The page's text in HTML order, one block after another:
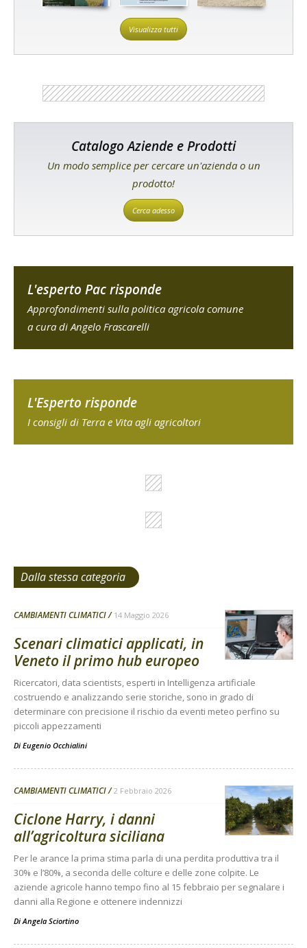
Visualizza tutti
Catalogo Aziende e Prodotti
Un modo semplice per cercare un'azienda o un
prodotto!
Cerca adesso
L'esperto Pac risponde
Approfondimenti sulla politica agricola comune
a cura di Angelo Frascarelli
L'Esperto risponde
I consigli di Terra e Vita agli agricoltori
Dalla stessa categoria
CAMBIAMENTI CLIMATICI 14 Maggio 2026
Scenari climatici applicati, in
Veneto il primo hub europeo
Ricercatori, data scientists, esperti in Intelligenza artificiale
costruendo e analizzando serie storiche, sono in grado di
determinare con precisione il rischio da eventi meteo perfino su
piccoli appezzamenti
Di Eugenio Occhialini
CAMBIAMENTI CLIMATICI 2 Febbraio 2026
Ciclone Harry, i danni
all’agricoltura siciliana
Per le arance la prima stima parla di una perdita produttiva tra il
30% e l’80%, a seconda delle colture e delle zone colpite. Le
aziende agricole hanno tempo fino al 15 febbraio per segnalare i
danni alla Regione e ottenere indennizzi
DiAngela Sciortino